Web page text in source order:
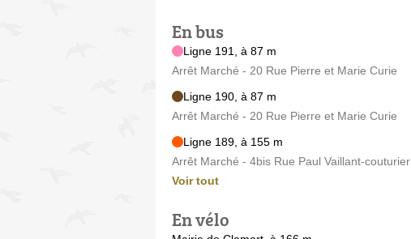
En bus
Ligne 191, à 87 m
Arrêt Marché - 20 Rue Pierre et Marie Curie
Ligne 190, à 87 m
Arrêt Marché - 20 Rue Pierre et Marie Curie
Ligne 189, à 155 m
Arrêt Marché - 4bis Rue Paul Vaillant-couturier
Voir tout
En vélo